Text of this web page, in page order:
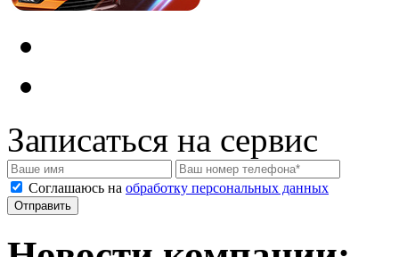
Записаться на сервис
Соглашаюсь на обработку персональных данных